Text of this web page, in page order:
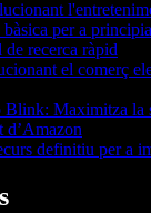
per a
recerca ràpid
el comerç
Blink: Maximitza la
d’Amazon
definitiu per a